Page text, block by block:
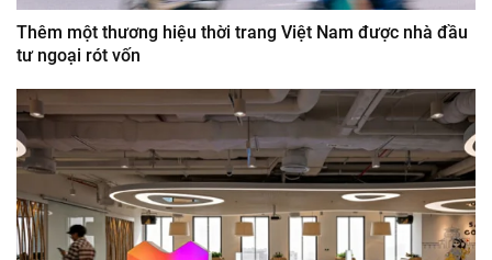
Thêm một thương hiệu thời trang Việt Nam được nhà đầu
tư ngoại rót vốn